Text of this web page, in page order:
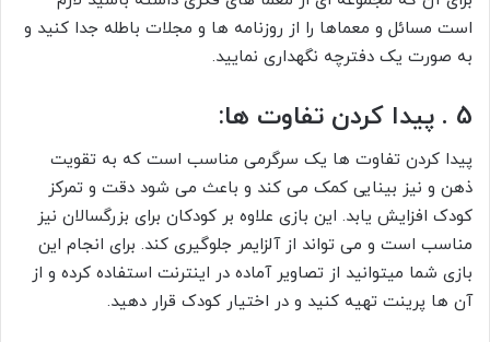
است مسائل و معماها را از روزنامه ها و مجلات باطله جدا کنید و
به صورت یک دفترچه نگهداری نمایید.
5 . پیدا کردن تفاوت ها:
پیدا کردن تفاوت ها یک سرگرمی مناسب است که به تقویت
ذهن و نیز بینایی کمک می کند و باعث می شود دقت و تمرکز
کودک افزایش یابد. این بازی علاوه بر کودکان برای بزرگسالان نیز
مناسب است و می تواند از آلزایمر جلوگیری کند. برای انجام این
بازی شما میتوانید از تصاویر آماده در اینترنت استفاده کرده و از
آن ها پرینت تهیه کنید و در اختیار کودک قرار دهید.